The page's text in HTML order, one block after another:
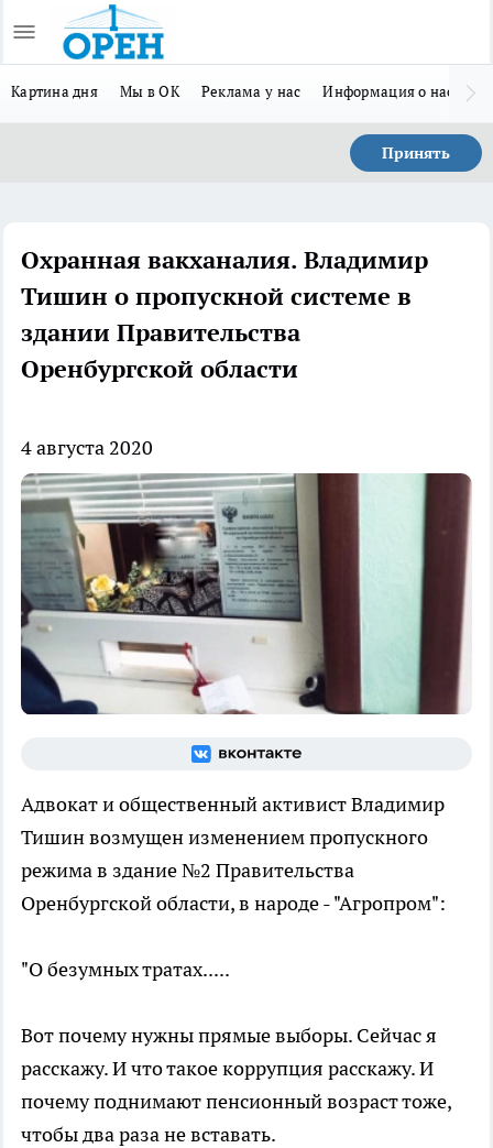
Картина дня Мы в ОК Реклама у нас Информация о нас
Принять
Охранная вакханалия. Владимир
Тишин о пропускной системе в
здании Правительства
Оренбургской области
4 августа 2020
Адвокат и общественный активист Владимир
Тишин возмущен изменением пропускного
режима в здание №2 Правительства
Оренбургской области, в народе - "Агропром":
"О безумных тратах.....
Вот почему нужны прямые выборы. Сейчас я
расскажу. И что такое коррупция расскажу. И
почему поднимают пенсионный возраст тоже,
чтобы два раза не вставать.